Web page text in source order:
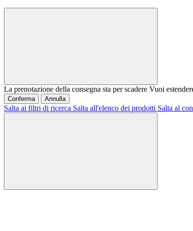
La prenotazione della consegna sta per scadere Vuoi
Conferma Annulla
Salta ai filtri di ricerca Salta all'elenco dei prodotti Salta al